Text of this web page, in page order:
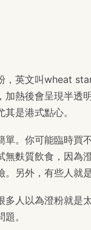
，英文叫wheat
加熱後會呈現半透
是港式點心。
單。你可能臨時買
無麩質飲食，因為
。另外，有些人就
多人以為澄粉就是
。